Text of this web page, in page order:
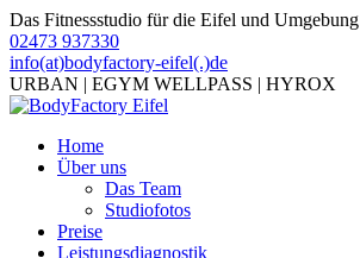
Das Fitnessstudio für die Eifel und Umgebung
02473 937330
info(at)bodyfactory-eifel(.)de
URBAN | EGYM WELLPASS | HYROX
Home
Über uns
Das Team
Studiofotos
Preise
Leistungsdiagnostik